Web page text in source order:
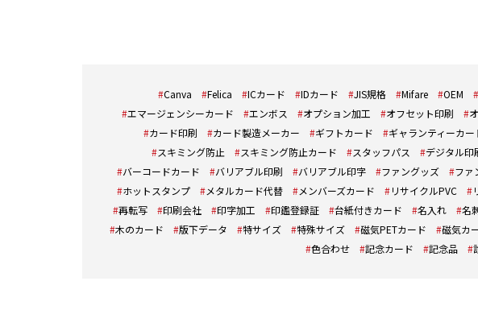
Canva Felica ICカード IDカード JIS規格 Mifare OEM
エマージェンシーカード
エンボス オプション加工 オフセット印刷
カード印刷
カード製造メーカー ギフトカード ギャランティーカー
スキミング防止
スキミング防止カード スタッフパス デジタル印
バーコードカード
バリアブル印刷 バリアブル印字 ファングッズ ファ
ホットスタンプ
メタルカード代替 メンバーズカード リサイクルPVC
再転写
印刷会社 印字加工 印鑑登録証 台紙付きカード 名入れ 名
木のカード
版下データ 特サイズ 特殊サイズ 磁気PETカード 磁気カ
色合わせ
記念カード 記念品